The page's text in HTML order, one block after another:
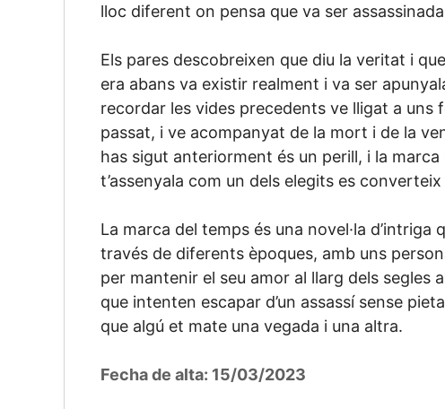
lloc diferent on pensa que va ser
Els pares descobreixen que diu la veritat i
era abans va existir realment i va ser
recordar les vides precedents ve lligat a uns
passat, i ve acompanyat de la mort i de la
has sigut anteriorment és un perill, i la
t’assenyala com un dels elegits es
La marca del temps és una novel·la d’intriga
través de diferents èpoques, amb uns
per mantenir el seu amor al llarg dels segles
que intenten escapar d’un assassí sense
que algú et mate una vegada i una altra.
Fecha de alta: 15/03/2023